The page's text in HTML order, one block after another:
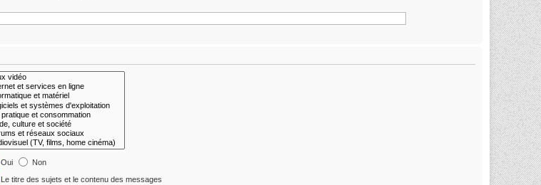
Oui
Non
Le titre des sujets et le contenu des messages